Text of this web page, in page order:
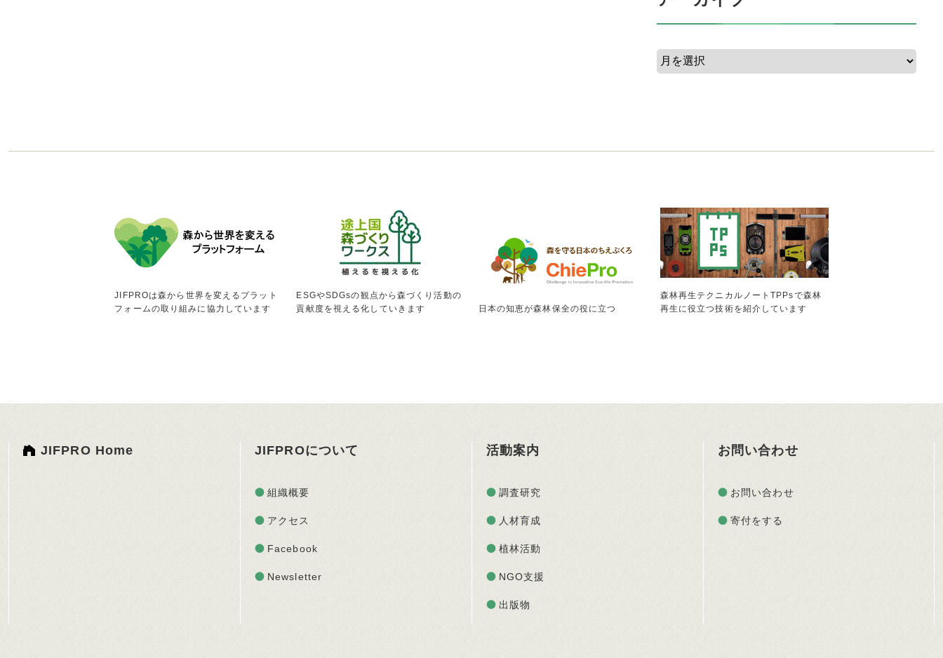
JIFPROは森から世界を変えるプラット
フォームの取り組みに協力しています
ESGやSDGsの観点から森づくり活動の
貢献度を視える化していきます
日本の知恵が森林保全の役に立つ
森林再生テクニカルノートTPPsで森林
再生に役立つ技術を紹介しています
JIFPRO Home JIFPROについて
組織概要
アクセス
Facebook
Newsletter
活動案内
調査研究
人材育成
植林活動
NGO支援
出版物
お問い合わせ
お問い合わせ
寄付をする